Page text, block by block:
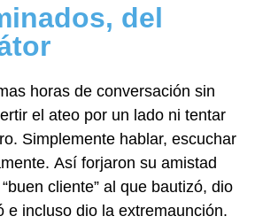
del
horas de conversación sin
el ateo por un lado ni tentar
Simplemente hablar, escuchar
Así forjaron su amistad
cliente” al que bautizó, dio
e incluso dio la extremaunción.